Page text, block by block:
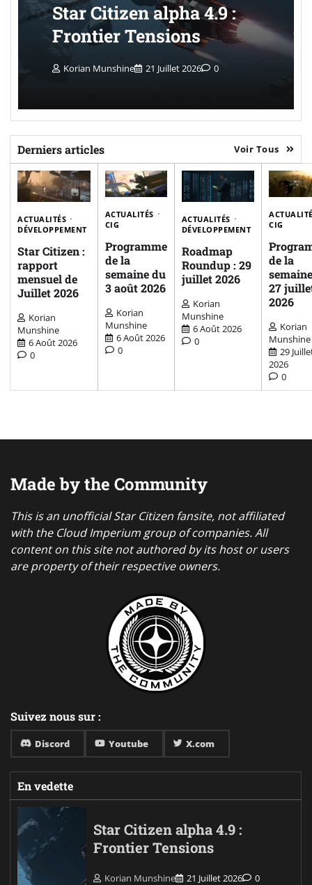
Star Citizen alpha 4.9 :
Frontier Tensions
Korian Munshine 21 Juillet 2026 0
Derniers articles Voir Tous
ACTUALITÉS
DÉVELOPPEMENT
Star Citizen :
rapport
mensuel de
Juillet 2026
Korian
Munshine
6 Août 2026
0
ACTUALITÉS
CIG
Programme
de la
semaine du
3 août 2026
Korian
Munshine
6 Août 2026
0
ACTUALITÉS
DÉVELOPPEMENT
Roadmap
Roundup : 29
juillet 2026
Korian
Munshine
6 Août 2026
0
CIG
de la
27
2026
Korian
Munshine
29
2026
0
Made by the Community
This is an unofficial Star Citizen fansite, not affiliated
with the Cloud Imperium group of companies. All
content on this site not authored by its host or users
are property of their respective owners.
Suivez nous sur :
Discord Youtube X.com
En vedette
Star Citizen alpha 4.9 :
Frontier Tensions
Korian Munshine 21 Juillet 2026 0